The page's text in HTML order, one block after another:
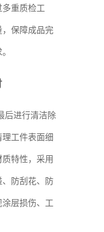
重质检工
保障成品完
后进行清洁除
工件表面细
特性，采用
防刮花、防
层损伤、工